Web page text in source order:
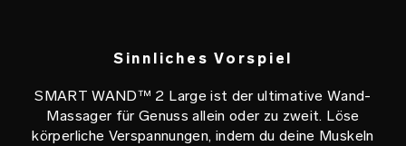
Sinnliches Vorspiel
SMART WAND™ 2 Large ist der ultimative Wand-
Massager für Genuss allein oder zu zweit. Löse
körperliche Verspannungen, indem du deine Muskeln